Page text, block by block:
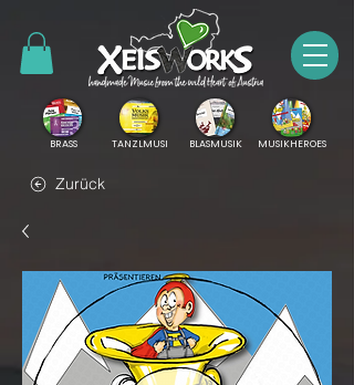
BRASS TANZLMUSI BLASMUSIK MUSIKHEROES
Zurück